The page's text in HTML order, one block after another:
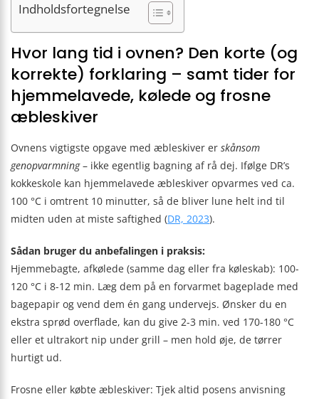
Indholdsfortegnelse
Hvor lang tid i ovnen? Den korte (og
korrekte) forklaring – samt tider for
hjemmelavede, kølede og frosne
æbleskiver
Ovnens vigtigste opgave med æbleskiver er skånsom
genopvarmning– ikke egentlig bagning af rå dej. Ifølge DR’s
kokkeskole kan hjemmelavede æbleskiver opvarmes ved ca.
100 °C i omtrent 10 minutter, så de bliver lune helt ind til
midten uden at miste saftighed (DR, 2023).
Sådan bruger du anbefalingen i praksis:
Hjemmebagte, afkølede (samme dag eller fra køleskab): 100-
120 °C i 8-12 min. Læg dem på en forvarmet bageplade med
bagepapir og vend dem én gang undervejs. Ønsker du en
ekstra sprød overflade, kan du give 2-3 min. ved 170-180 °C
eller et ultrakort nip under grill – men hold øje, de tørrer
hurtigt ud.
Frosne eller købte æbleskiver: Tjek altid posens anvisning